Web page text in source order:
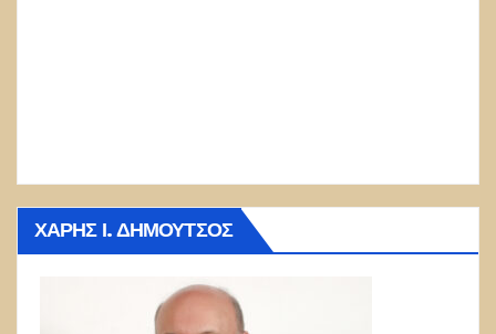
ΧΆΡΗΣ Ι. ΔΗΜΟΎΤΣΟΣ